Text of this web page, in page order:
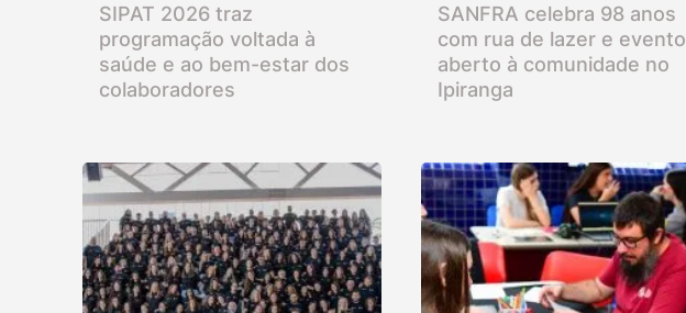
SIPAT 2026 traz
programação voltada à
saúde e ao bem-estar dos
colaboradores
SANFRA celebra 98 anos
com rua de lazer e evento
aberto à comunidade no
Ipiranga